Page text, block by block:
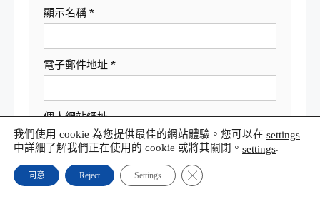
顯示名稱 *
電子郵件地址 *
個人網站網址
在 瀏覽器中儲存顯示名稱、電子郵件地址及個
我們使用 cookie 為您提供最佳的網站體驗。您可以在 settings
中詳細了解我們正在使用的 cookie 或將其關閉。 settings.
同意 Reject Settings Close GDPR Cookie Banner